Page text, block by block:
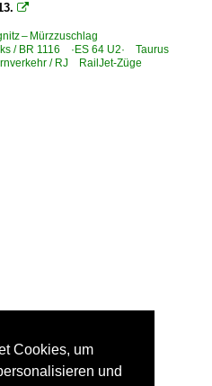
II ·SBB·

– Mürzzuschlag
/ BR 1116 ·ES 64 U2· Taurus
/ RJ RailJet-Züge
Cookies, um
und